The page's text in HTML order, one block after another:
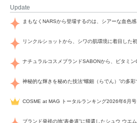
Update
COSME at MAG トータルランキング2026年6月号